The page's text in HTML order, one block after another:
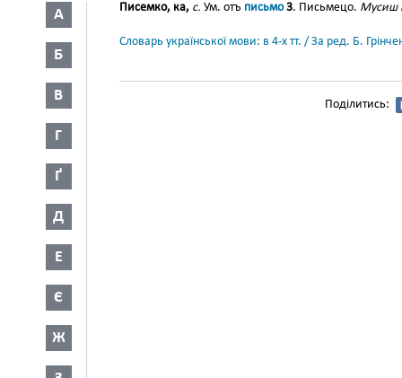
А
Б
В
Г
Ґ
Д
Е
Є
Ж
Писемко, ка, с. Ум. отъ письмо3. Письмецо. Мусиш
Словарь української мови: в 4-х тт. / За ред. Б.
Поділитись: